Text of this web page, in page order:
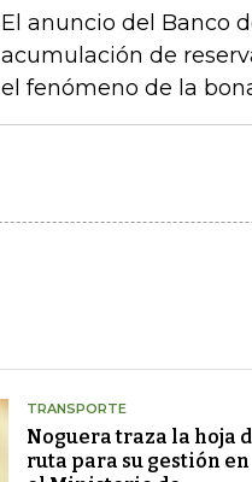
El anuncio del Banco
acumulación de
el fenómeno de la
TRANSPORTE
Noguera traza la hoja
ruta para su gestión en